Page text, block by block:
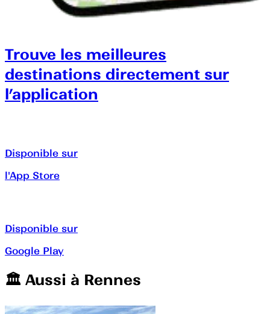
Trouve les meilleures
destinations directement sur
l’application
Disponible sur
l'App Store
Disponible sur
Google Play
🏛️️ Aussi à Rennes